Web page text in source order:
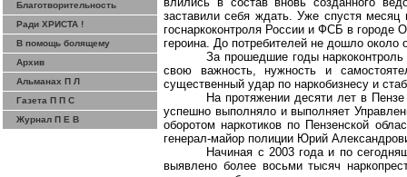
Благотворительность
Ради ХРИСТА !
В помощь болящему
Архив
Альманах П Л
Газета П П С
Журнал П Е В
заставили себя ждать. Уже спустя месяц
госнаркоконтроля России и ФСБ в городе
героина. До потребителей не дошло около
За прошедшие годы
свою важность, нужность и
существенный удар по наркобизнесу и
На протяжении десяти лет в
успешно выполняло и выполняет
оборотом наркотиков по Пензенской
генерал-майор полиции Юрий
Начиная с 2003 года и по
выявлено более восьми тысяч